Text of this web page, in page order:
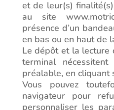
et de leur(s)
au site
présence d’un
en bas ou en haut de
Le dépôt et la lecture
terminal nécessitent
préalable, en cliquant
Vous pouvez
navigateur pour
personnaliser les